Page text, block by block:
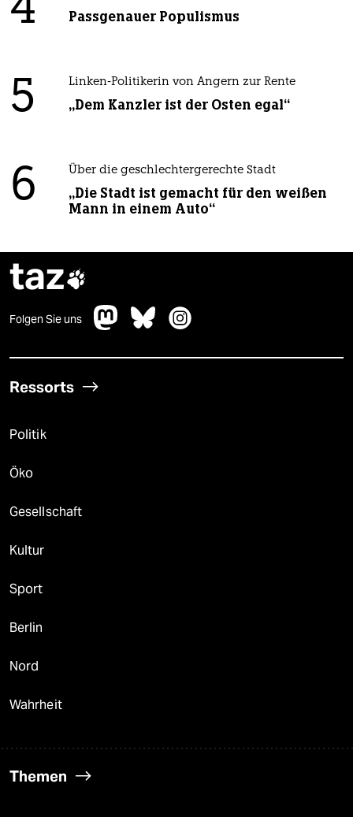
4 Passgenauer Populismus
5 Linken-Politikerin von Angern zur Rente
„Dem Kanzler ist der Osten egal“
6 Über die geschlechtergerechte Stadt
„Die Stadt ist gemacht für den weißen
Mann in einem Auto“
taz
Folgen Sie uns
Ressorts
Politik
Öko
Gesellschaft
Kultur
Sport
Berlin
Nord
Wahrheit
Themen